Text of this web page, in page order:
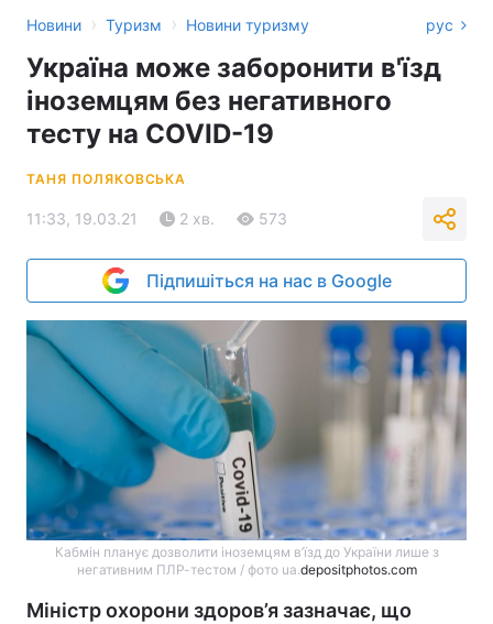
Новини › Туризм › Новини туризму рус
Україна може заборонити в'їзд
іноземцям без негативного
тесту на COVID-19
ТАНЯ ПОЛЯКОВСЬКА
11:33, 19.03.21 2 хв. 573
Підпишіться на нас в Google
Кабмін планує дозволити іноземцям в’їзд до України лише з
негативним ПЛР-тестом / фото ua.depositphotos.com
Міністр охорони здоров’я зазначає, що